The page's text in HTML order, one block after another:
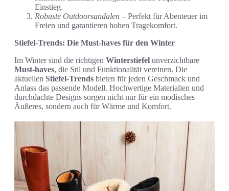
Einstieg.
Robuste Outdoorsandalen – Perfekt für Abenteuer im
Freien und garantieren hohen Tragekomfort.
Stiefel-Trends: Die Must-haves für den Winter
Im Winter sind die richtigen Winterstiefel unverzichtbare
Must-haves, die Stil und Funktionalität vereinen. Die
aktuellen Stiefel-Trends bieten für jeden Geschmack und
Anlass das passende Modell. Hochwertige Materialien und
durchdachte Designs sorgen nicht nur für ein modisches
Äußeres, sondern auch für Wärme und Komfort.